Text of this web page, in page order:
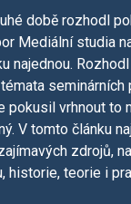
době rozhodl
Mediální studia
najednou.
seminárních
pokusil vrhnout to
V tomto článku
zdrojů,
historie, teorie i